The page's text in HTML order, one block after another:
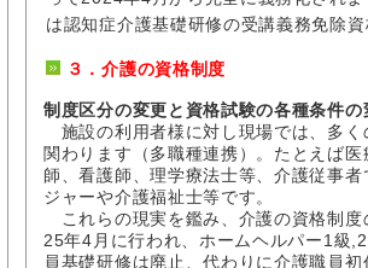
は認知症介護基礎研修の受講義務免除資
３．介護の資格制度
制度区分の変更と資格試験の各種条件の
施設の利用者様に対し現場では、多く
関わります（多職種連携）。たとえば
師、看護師、理学療法士等、介護従事者
ジャーや介護福祉士等です。
これらの現実を鑑み、介護の資格制度
25年4月に行われ、ホームヘルパー1級
員基礎研修は廃止、代わりに介護職員